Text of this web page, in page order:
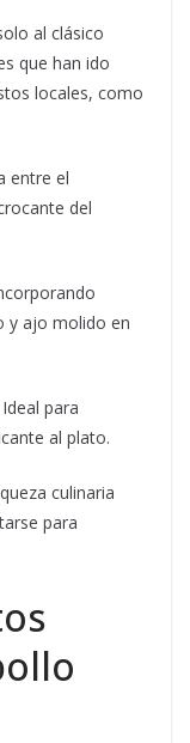
al clásico
que han ido
locales, como
entre el
del
y ajo molido en
Ideal para
al plato.
culinaria
para